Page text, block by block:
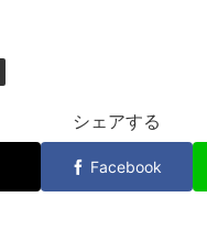
シェアする
Facebook